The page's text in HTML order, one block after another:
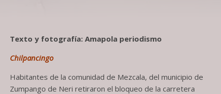
Texto y fotografía: Amapola periodismo
Chilpancingo
Habitantes de la comunidad de Mezcala, del municipio de
Zumpango de Neri retiraron el bloqueo de la carretera